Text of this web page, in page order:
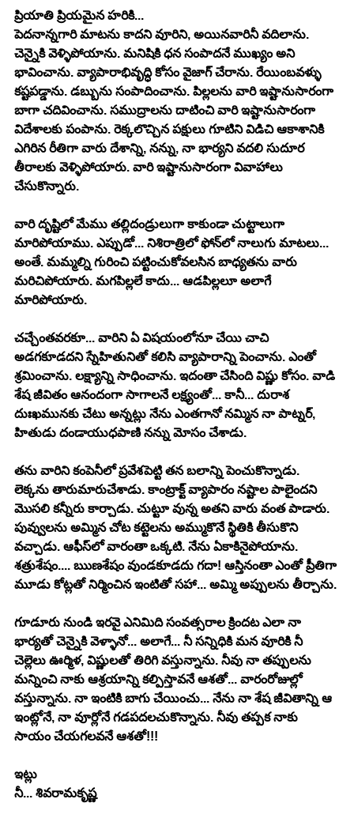
ప్రియాతి ప్రియమైన హరికి...
పెదనాన్నగారి మాటను కాదని వూరిని, అయినవారినీ వదిలాను.
చెన్నైకి వెళ్ళిపోయాను. మనిషికి ధన సంపాదనే ముఖ్యం అని
భావించాను. వ్యాపారాభివృద్ధి కోసం వైజాగ్ చేరాను. రేయింబవళ్ళు
కష్టపడ్డాను. డబ్బును సంపాదించాను. పిల్లలను వారి ఇష్టానుసారంగా
బాగా చదివించాను. సముద్రాలను దాటించి వారి ఇష్టానుసారంగా
విదేశాలకు పంపాను. రెక్కలొచ్చిన పక్షులు గూటిని విడిచి ఆకాశానికి
ఎగిరిన రీతిగా వారు దేశాన్ని, నన్ను, నా భార్యని వదలి సుదూర
తీరాలకు వెళ్ళిపోయారు. వారి ఇష్టానుసారంగా వివాహాలు
చేసుకొన్నారు.
వారి దృష్టిలో మేము తల్లిదండ్రులుగా కాకుండా చుట్టాలుగా
మారిపోయాము. ఎప్పుడో... నిశిరాత్రిలో ఫోన్‍లో నాలుగు మాటలు...
అంతే. మమ్మల్ని గురించి పట్టించుకోవలసిన బాధ్యతను వారు
మరిచిపోయారు. మగపిల్లలే కాదు... ఆడపిల్లలూ అలాగే
మారిపోయారు.
చచ్చేంతవరకూ... వారిని ఏ విషయంలోనూ చేయి చాచి
అడగకూడదని స్నేహితునితో కలిసి వ్యాపారాన్ని పెంచాను. ఎంతో
శ్రమించాను. లక్ష్యాన్ని సాధించాను. ఇదంతా చేసింది విష్ణు కోసం. వాడి
శేష జీవితం ఆనందంగా సాగాలనే లక్ష్యంతో... కానీ... దురాశ
దుఃఖమునకు చేటు అన్నట్లు నేను ఎంతగానో నమ్మిన నా పాట్నర్,
హితుడు దండాయుధపాణి నన్ను మోసం చేశాడు.
తను వారిని కంపెనీలో ప్రవేశపెట్టి తన బలాన్ని పెంచుకొన్నాడు.
లెక్కను తారుమారుచేశాడు. కాంట్రాక్ట్ వ్యాపారం నష్టాల పాలైందని
మొసలి కన్నీరు కార్చాడు. చుట్టూ వున్న అతని వారు వంత పాడారు.
పువ్వులను అమ్మిన చోట కట్టెలను అమ్ముకొనే స్థితికి తీసుకొని
వచ్చాడు. ఆఫీస్‍లో వారంతా ఒక్కటి. నేను ఏకాకినైపోయాను.
శత్రుశేషం.... ఋణశేషం వుండకూడదు గదా! ఆస్తినంతా ఎంతో ప్రీతిగా
మూడు కోట్లతో నిర్మించిన ఇంటితో సహా... అమ్మి అప్పులను తీర్చాను.
గూడూరు నుండి ఇరవై ఎనిమిది సంవత్సరాల క్రిందట ఎలా నా
భార్యతో చెన్నైకి వెళ్ళానో... అలాగే... నీ సన్నిధికి మన వూరికి నీ
చెల్లెలు ఊర్మిళ, విష్ణులతో తిరిగి వస్తున్నాను. నీవు నా తప్పులను
మన్నించి నాకు ఆశ్రయాన్ని కల్పిస్తావనే ఆశతో... వారంరోజుల్లో
వస్తున్నాను. నా ఇంటికి బాగు చేయించు... నేను నా శేష జీవితాన్ని ఆ
ఇంట్లోనే, నా వూర్లోనే గడపదలచుకొన్నాను. నీవు తప్పక నాకు
సాయం చేయగలవనే ఆశతో!!!
ఇట్లు
నీ... శివరామకృష్ణ